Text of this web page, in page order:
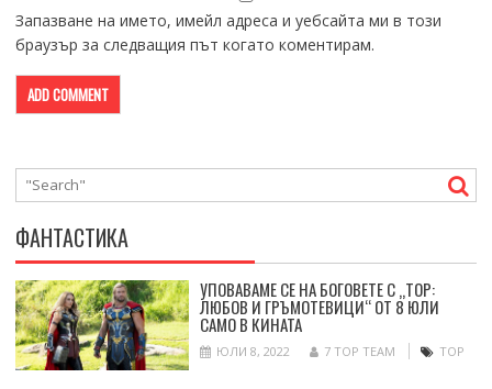
Запазване на името, имейл адреса и уебсайта ми в този
браузър за следващия път когато коментирам.
ФАНТАСТИКА
УПОВАВАМЕ СЕ НА БОГОВЕТЕ С „ТОР:
ЛЮБОВ И ГРЪМОТЕВИЦИ“ ОТ 8 ЮЛИ
САМО В КИНАТА
ЮЛИ 8, 2022 7 TOP TEAM ТОР